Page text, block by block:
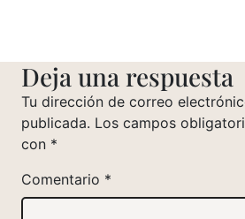
Deja una respuesta
Tu dirección de correo
publicada. Los campos
con *
Comentario *